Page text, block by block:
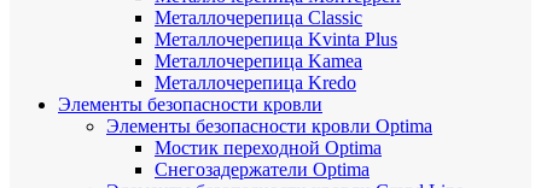
Металлочерепица Classic
Металлочерепица Kvinta Plus
Металлочерепица Kamea
Металлочерепица Kredo
Элементы безопасности кровли
Элементы безопасности кровли Optima
Мостик переходной Optima
Снегозадержатели Optima